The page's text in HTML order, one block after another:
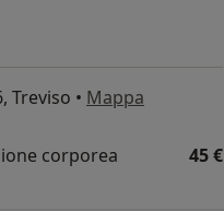
Treviso • Mappa
corporea 45 €